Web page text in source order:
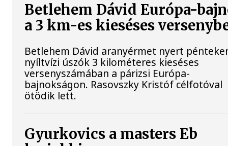
Betlehem Dávid Európa-
a 3 km-es kieséses
Betlehem Dávid aranyérmet nyert
nyíltvízi úszók 3 kilométeres kieséses
versenyszámában a párizsi Európa-
bajnokságon. Rasovszky Kristóf célfotóval
ötödik lett.
Gyurkovics a masters Eb